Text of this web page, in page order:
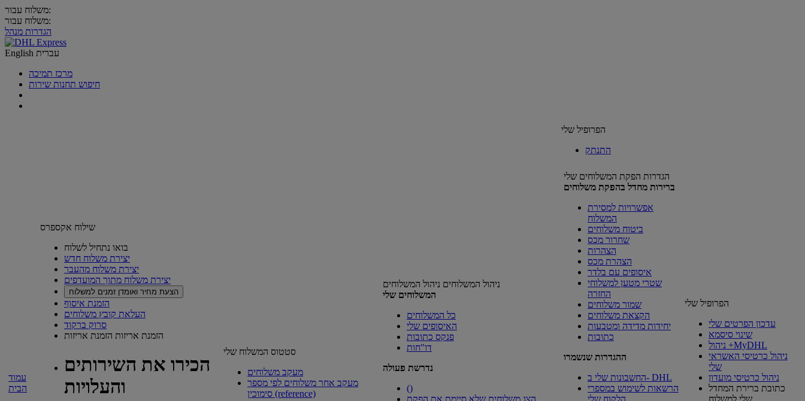
משלוח עבור:
משלוח עבור:
הגדרות מנהל
English עברית
מרכז תמיכה
חיפוש תחנות שירות
הפרופיל שלי
התנתק
עמוד
הבית
שילוח אקספרס
בואו נתחיל לשלוח
יצירת משלוח חדש
יצירת משלוח מהעבר
יצירת משלוח מתוך המועדפים
הצעת מחיר ואומדן זמנים למשלוח
הזמנת איסוף
העלאת קובץ משלוחים
סרוק ברקוד
הזמנת אריזות הזמנת אריזות
הכירו את השירותים
והעלויות
סטטוס המשלוח שלי
מעקב משלוחים
מעקב אחר משלוחים לפי מספר
סימוכין (reference)
ניהול המשלוחים ניהול המשלוחים
המשלוחים שלי
כל המשלוחים
האיסופים שלי
פנקס כתובות
דו"חות
נדרשת פעולה
()
הצג משלוחים שלא סיימת את הפקת
הגדרות הפקת המשלוחים שלי
ברירות מחדל בהפקת משלוחים
אפשרויות למסירת
המשלוח
ביטוח משלוחים
שחרור מכס
הצהרות
הצהרת מכס
איסופים עם בלדר
שטרי מטען למשלוחי
החזרה
שמור משלוחים
הקצאת משלוחים
יחידות מדידה ומטבעות
כתובות
ההגדרות שנשמרו
החשבונות שלי ב- DHL
הרשאות לשימוש במספרי
הלקוח שלי
הפרופיל שלי
עדכון הפרטים שלי
שינוי סיסמא
ניהול +MyDHL
ניהול כרטיסי האשראי
שלי
ניהול כרטיסי מועדון
כתובת ברירת המחדל
שלי למשלוח